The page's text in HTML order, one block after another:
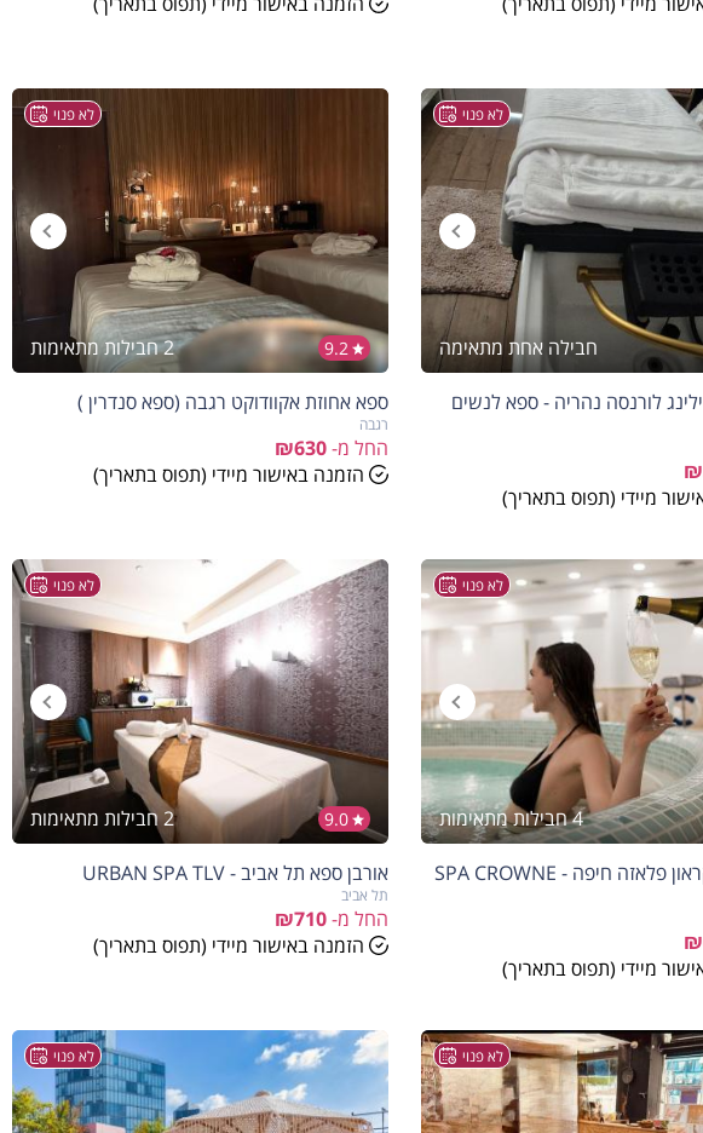
לא פנוי
חבילה אחת מתאימה
לורנסה נהריה - ספא לנשים
מיידי (תפוס בתאריך)
לא פנוי
9.2 2 חבילות מתאימות
ספא אחוזת אקוודוקט רגבה (ספא סנדרין )
רגבה
החל מ-₪630
הזמנה באישור מיידי (תפוס בתאריך)
לא פנוי
4 חבילות מתאימות
ספא במלון קראון פלאזה חיפה - SPA CROWNE
מיידי (תפוס בתאריך)
לא פנוי
9.0 2 חבילות מתאימות
אורבן ספא תל אביב - URBAN SPA TLV
תל אביב
החל מ-₪710
הזמנה באישור מיידי (תפוס בתאריך)
לא פנוי לא פנוי